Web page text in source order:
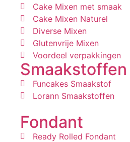
Cake Mixen met smaak
Cake Mixen Naturel
Diverse Mixen
Glutenvrije Mixen
Voordeel verpakkingen
Smaakstoffen
Funcakes Smaakstof
Lorann Smaakstoffen
Fondant
Ready Rolled Fondant